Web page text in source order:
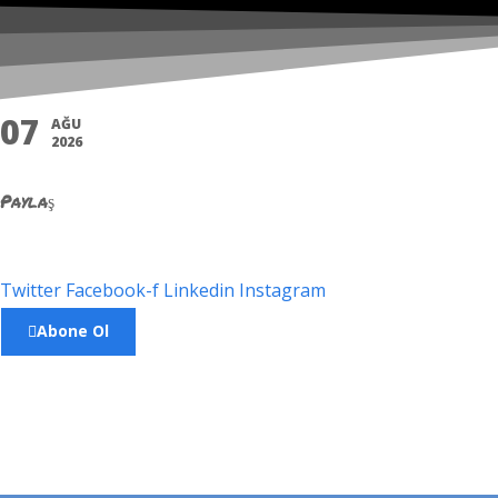
07
AĞU
2026
Paylaş
Twitter Facebook-f Linkedin Instagram
Abone Ol